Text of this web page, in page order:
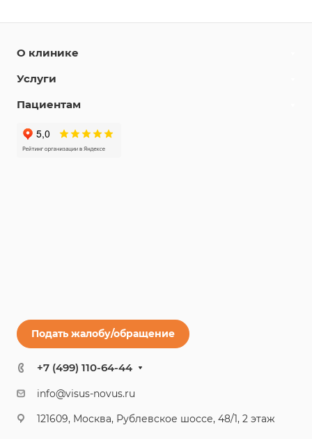
О клинике
Услуги
Пациентам
Подать жалобу/обращение
+7 (499) 110-64-44
info@visus-novus.ru
121609, Москва, Рублевское шоссе, 48/1, 2 этаж